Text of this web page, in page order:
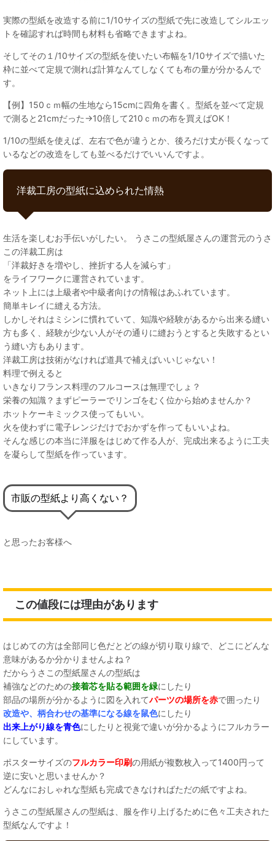
実際の型紙を改造する前に1/10サイズの型紙で先に改造してシルエッ
トを確認すれば時間も材料も省略できますよね。
そしてその１/10サイズの型紙を使いたい布幅を1/10サイズで描いた
枠に並べて定規で測れば計算なんてしなくても布の量が分かるんで
す。
【例】150ｃｍ幅の生地なら15cmに四角を書く。型紙を並べて定規
で測ると21cmだった→10倍して210ｃｍの布を買えばOK！
1/10の型紙を使えば、左右で色が違うとか、後ろだけ丈が長くなって
いるなどの改造をしても並べるだけでいいんですよ。
洋裁工房の型紙に込められた情熱
生活を楽しむお手伝いがしたい。 うさこの型紙屋さんの運営元のうさ
この洋裁工房は
「洋裁好きを増やし、挫折する人を減らす」
をライフワークに運営されています。
ネット上には上級者や中級者向けの情報はあふれています。
簡単キレイに縫える方法。
しかしそれはミシンに慣れていて、知識や経験があるから出来る縫い
方も多く、経験が少ない人がその通りに縫おうとすると失敗するとい
う縫い方もあります。
洋裁工房は技術がなければ道具で補えばいいじゃない！
料理で例えると
いきなりフランス料理のフルコースは無理でしょ？
栄養の知識？まずピーラーでリンゴをむく位から始めませんか？
ホットケーキミックス使ってもいい。
火を使わずに電子レンジだけでおかずを作ってもいいよね。
そんな感じの本当に洋服をはじめて作る人が、完成出来るように工夫
を凝らして型紙を作っています。
市販の型紙より高くない？
と思ったお客様へ
この値段には理由があります
はじめての方は全部同じ色だとどの線が切り取り線で、どこにどんな
意味があるか分かりませんよね？
だからうさこの型紙屋さんの型紙は
補強などのための接着芯を貼る範囲を緑にしたり
部品の場所が分かるように図を入れてパーツの場所を赤で囲ったり
改造や、柄合わせの基準になる線を鼠色にしたり
出来上がり線を青色にしたりと視覚で違いが分かるようにフルカラー
にしています。
ポスターサイズのフルカラー印刷の用紙が複数枚入って1400円って
逆に安いと思いませんか？
どんなにおしゃれな型紙も完成できなければただの紙ですよね。
うさこの型紙屋さんの型紙は、服を作り上げるために色々工夫された
型紙なんですよ！